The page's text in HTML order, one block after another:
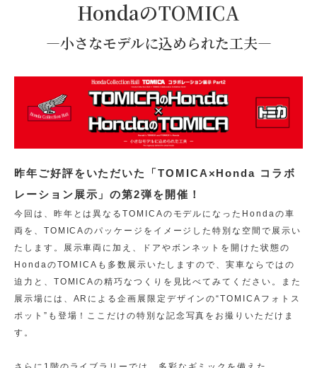
HondaのTOMICA
―小さなモデルに込められた工夫―
昨年ご好評をいただいた「TOMICA×Honda コラボ
レーション展示」の第2弾を開催！
今回は、昨年とは異なるTOMICAのモデルになったHondaの車
両を、TOMICAのパッケージをイメージした特別な空間で展示い
たします。展示車両に加え、ドアやボンネットを開けた状態の
HondaのTOMICAも多数展示いたしますので、実車ならではの
迫力と、TOMICAの精巧なつくりを見比べてみてください。また
展示場には、ARによる企画展限定デザインの“TOMICAフォトス
ポット”も登場！ここだけの特別な記念写真をお撮りいただけま
す。
さらに1階のライブラリーでは、多彩なギミックを備えた